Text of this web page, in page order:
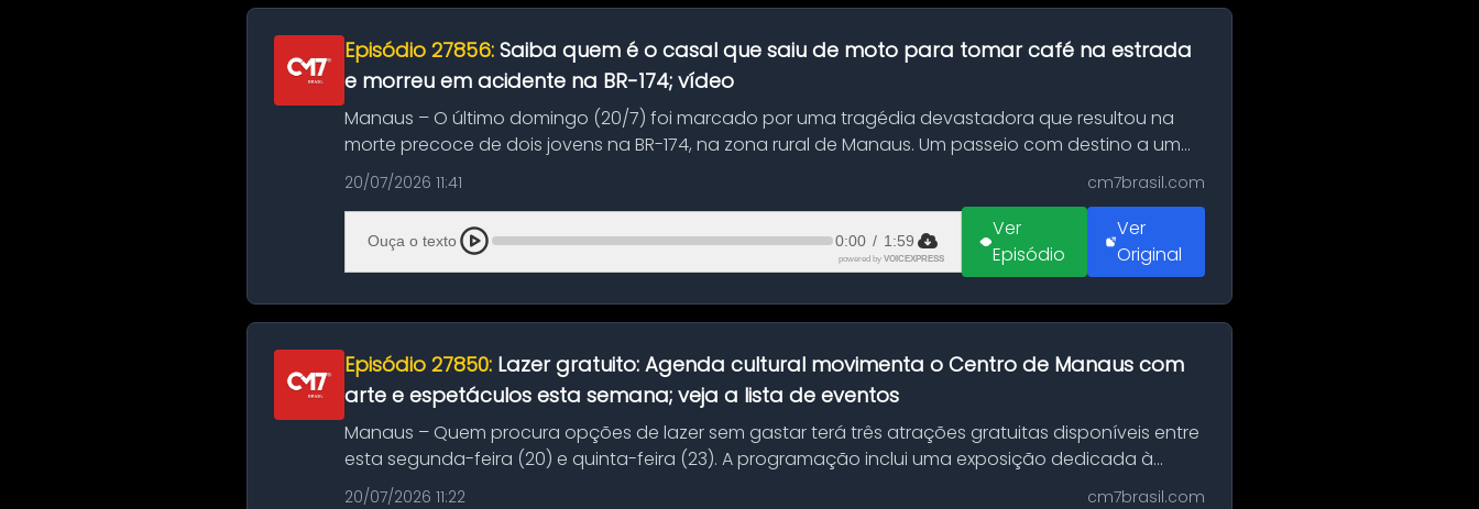
Episódio 27856: Saiba quem é o casal que saiu de moto para tomar café na estrada
e morreu em acidente na BR-174; vídeo
Manaus – O último domingo (20/7) foi marcado por uma tragédia devastadora que resultou na
morte precoce de dois jovens na BR-174, na zona rural de Manaus. Um passeio com destino a um
típico café regio...
20/07/2026 11:41 cm7brasil.com
Ouça o texto 0:00 / 1:59
powered by VOICEXPRESS
Ver
Episódio
Ver
Original
Episódio 27850: Lazer gratuito: Agenda cultural movimenta o Centro de Manaus com
arte e espetáculos esta semana; veja a lista de eventos
Manaus – Quem procura opções de lazer sem gastar terá três atrações gratuitas disponíveis entre
esta segunda-feira (20) e quinta-feira (23). A programação inclui uma exposição dedicada à
história das ...
20/07/2026 11:22 cm7brasil.com